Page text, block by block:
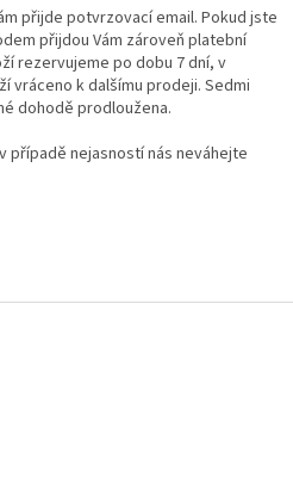
přijde potvrzovací email. Pokud jste
přijdou Vám zároveň platební
rezervujeme po dobu 7 dní, v
vráceno k dalšímu prodeji. Sedmi
dohodě prodloužena.
případě nejasností nás neváhejte